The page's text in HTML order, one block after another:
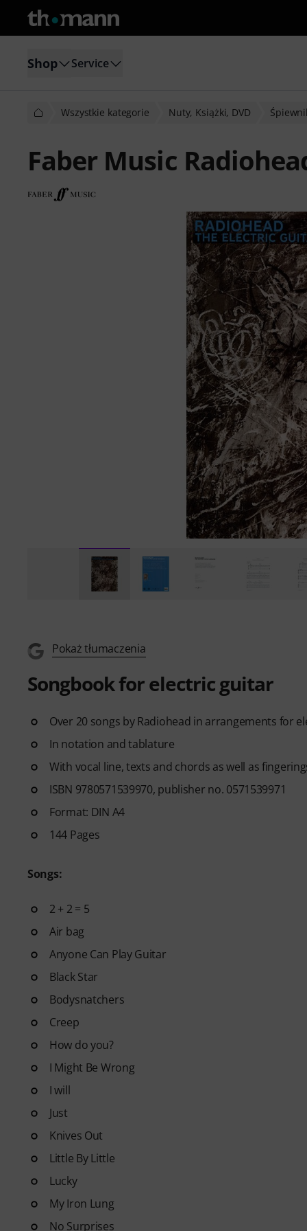
Shop Service
Wszystkie kategorie Nuty, Książki, DVD
Faber Music
Pokaż tłumaczenia
Songbook for electric guitar
Over 20 songs by Radiohead in arrangements for
In notation and tablature
With vocal line, texts and chords as well as
ISBN 9780571539970, publisher no. 0571539971
Format: DIN A4
144 Pages
Songs:
2 + 2 = 5
Air bag
Anyone Can Play Guitar
Black Star
Bodysnatchers
Creep
How do you?
I Might Be Wrong
I will
Just
Knives Out
Little By Little
Lucky
My Iron Lung
No Surprises